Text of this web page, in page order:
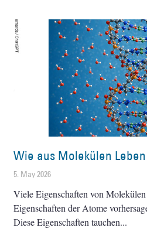
Wie aus Molekülen
5. May 2026
Viele Eigenschaften von
Eigenschaften der Atome
Diese Eigenschaften tauchen